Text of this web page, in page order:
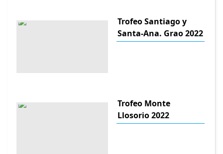
Trofeo Santiago y
Santa-Ana. Grao 2022
Trofeo Monte
Llosorio 2022